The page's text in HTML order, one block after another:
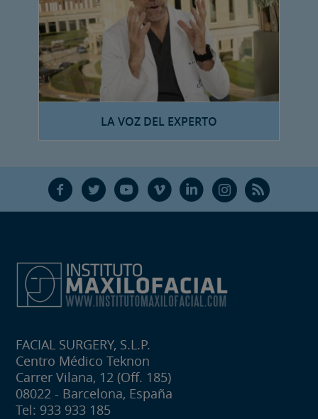
LA VOZ DEL EXPERTO
F T Y V L Ñ R
FACIAL SURGERY, S.L.P.
Centro Médico Teknon
Carrer Vilana, 12 (Off. 185)
08022 - Barcelona, España
Tel: 933 933 185